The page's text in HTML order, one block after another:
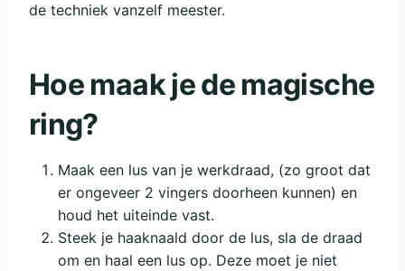
de techniek vanzelf meester.
Hoe maak je de magische
ring?
Maak een lus van je werkdraad, (zo groot dat
er ongeveer 2 vingers doorheen kunnen) en
houd het uiteinde vast.
Steek je haaknaald door de lus, sla de draad
om en haal een lus op. Deze moet je niet